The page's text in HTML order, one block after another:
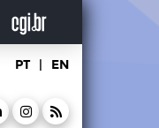
PT | EN